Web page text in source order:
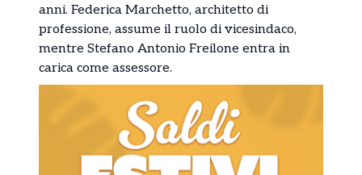
anni. Federica Marchetto, architetto di
professione, assume il ruolo di vicesindaco,
mentre Stefano Antonio Freilone entra in
carica come assessore.